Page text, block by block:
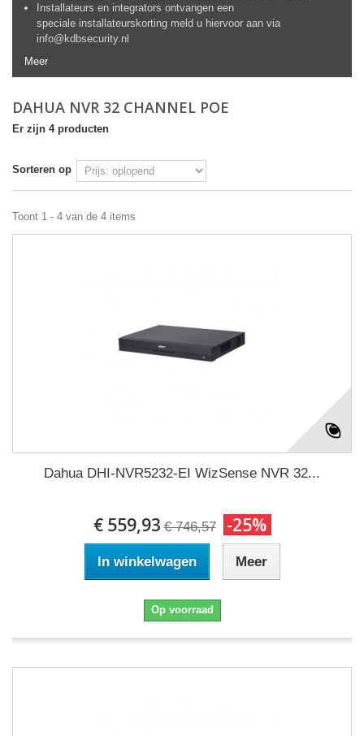
Installateurs en integrators ontvangen een
speciale installateurskorting meld u hiervoor aan via
info@kdbsecurity.nl
Meer
DAHUA NVR 32 CHANNEL POE
Er zijn 4 producten
Sorteren op
Toont 1 - 4 van de 4 items
Dahua DHI-NVR5232-EI WizSense NVR 32...
€ 559,93 € 746,57 -25%
In winkelwagen Meer
Op voorraad